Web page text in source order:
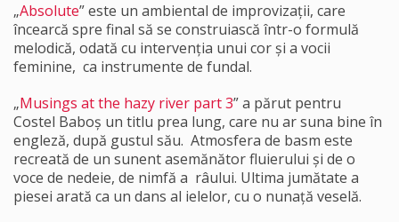
„Absolute” este un ambiental de improvizații, care
încearcă spre final să se construiască într-o formulă
melodică, odată cu intervenția unui cor și a vocii
feminine, ca instrumente de fundal.
„Musings at the hazy river part 3” a părut pentru
Costel Baboș un titlu prea lung, care nu ar suna bine în
engleză, după gustul său. Atmosfera de basm este
recreată de un sunent asemănător fluierului și de o
voce de nedeie, de nimfă a râului. Ultima jumătate a
piesei arată ca un dans al ielelor, cu o nunață veselă.